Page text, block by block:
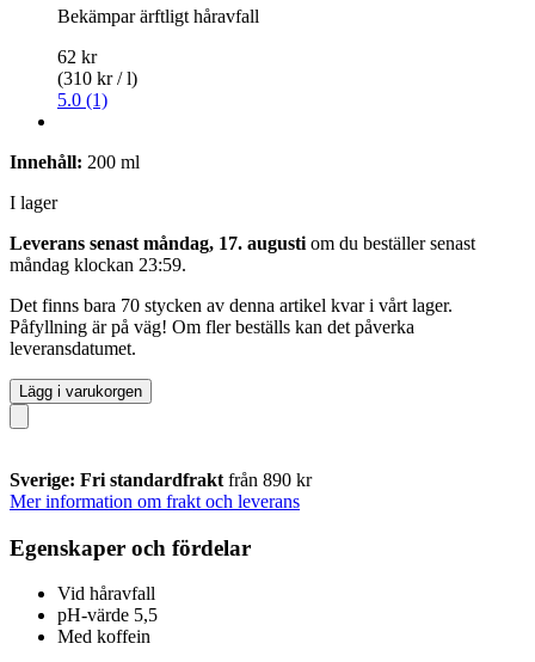
Bekämpar ärftligt håravfall
62 kr
(310 kr / l)
5.0 (1)
Innehåll: 200 ml
I lager
Leverans senast måndag, 17. augusti om du beställer senast
måndag klockan 23:59.
Det finns bara 70 stycken av denna artikel kvar i vårt lager.
Påfyllning är på väg! Om fler beställs kan det påverka
leveransdatumet.
Lägg i varukorgen
Sverige: Fri standardfrakt från 890 kr
Mer information om frakt och leverans
Egenskaper och fördelar
Vid håravfall
pH-värde 5,5
Med koffein